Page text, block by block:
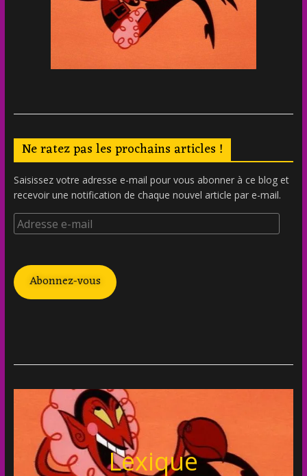
Ne ratez pas les prochains articles !
Saisissez votre adresse e-mail pour vous abonner à ce blog et
recevoir une notification de chaque nouvel article par e-mail.
Abonnez-vous
Lexique